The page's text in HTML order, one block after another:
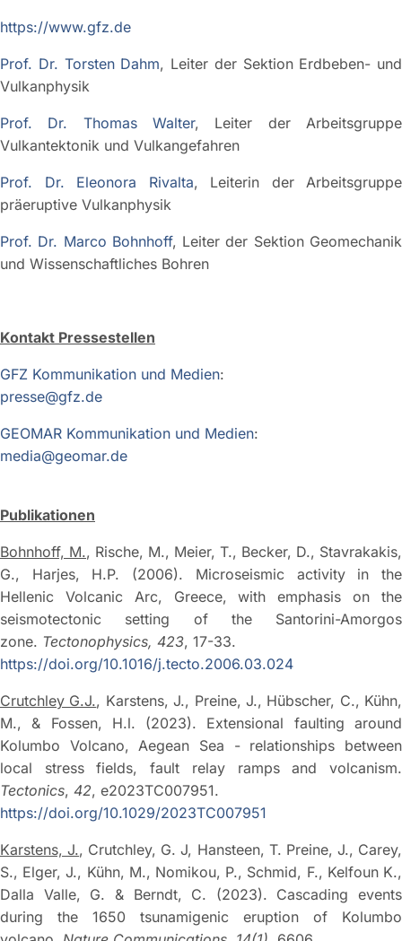
https://www.gfz.de
Prof. Dr. Torsten Dahm, Leiter der Sektion Erdbeben- und
Vulkanphysik
Prof. Dr. Thomas Walter, Leiter der Arbeitsgruppe
Vulkantektonik und Vulkangefahren
Prof. Dr. Eleonora Rivalta, Leiterin der Arbeitsgruppe
präeruptive Vulkanphysik
Prof. Dr. Marco Bohnhoff, Leiter der Sektion Geomechanik
und Wissenschaftliches Bohren
Kontakt Pressestellen
GFZ Kommunikation und Medien:
presse@gfz.de
GEOMAR Kommunikation und Medien:
media@geomar.de
Publikationen
Bohnhoff, M., Rische, M., Meier, T., Becker, D., Stavrakakis,
G., Harjes, H.P. (2006). Microseismic activity in the
Hellenic Volcanic Arc, Greece, with emphasis on the
seismotectonic setting of the Santorini-Amorgos
zone. Tectonophysics, 423, 17-33.
https://doi.org/10.1016/j.tecto.2006.03.024
Crutchley G.J., Karstens, J., Preine, J., Hübscher, C., Kühn,
M., & Fossen, H.l. (2023). Extensional faulting around
Kolumbo Volcano, Aegean Sea - relationships between
local stress fields, fault relay ramps and volcanism.
Tectonics, 42, e2023TC007951.
https://doi.org/10.1029/2023TC007951
Karstens, J., Crutchley, G. J, Hansteen, T. Preine, J., Carey,
S., Elger, J., Kühn, M., Nomikou, P., Schmid, F., Kelfoun K.,
Dalla Valle, G. & Berndt, C. (2023). Cascading events
during the 1650 tsunamigenic eruption of Kolumbo